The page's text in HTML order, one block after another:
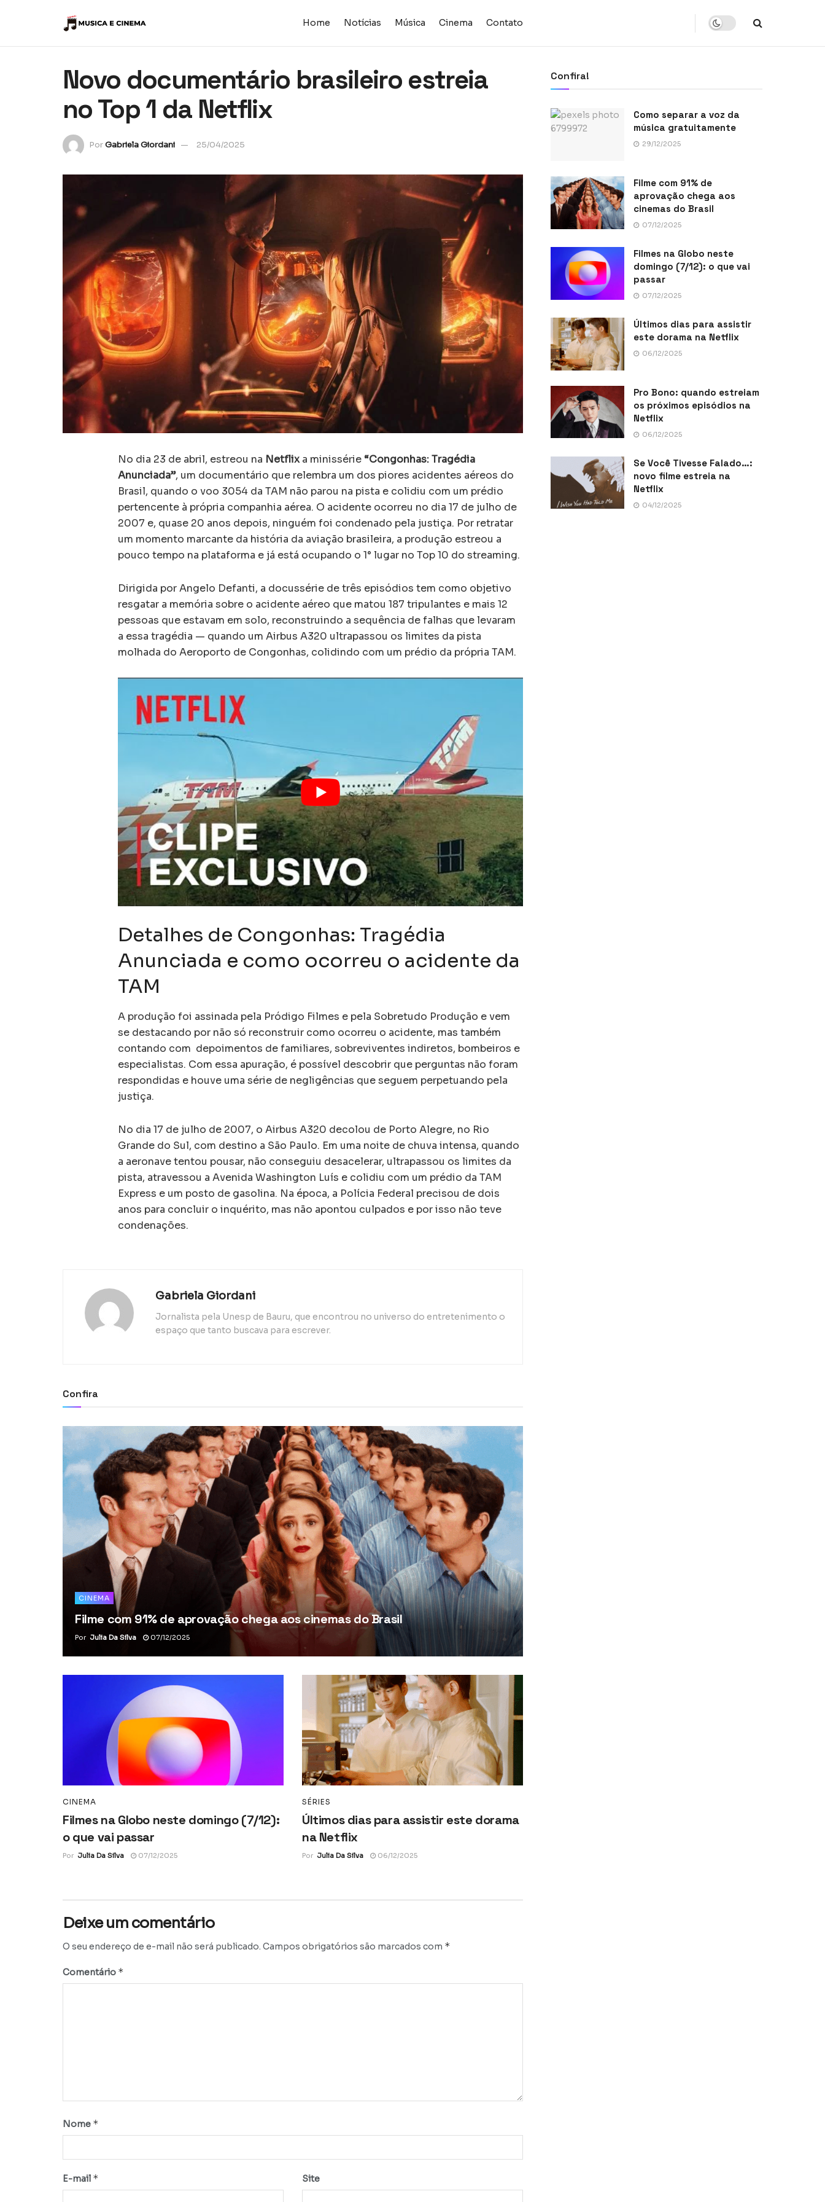
Home Notícias Música Cinema Contato
Novo documentário brasileiro estreia
no Top 1 da Netflix
PorGabriela Giordani 25/04/2025
No dia 23 de abril, estreou na Netflixa minissérie “Congonhas: Tragédia
Anunciada”, um documentário que relembra um dos piores acidentes aéreos do
Brasil, quando o voo 3054 da TAM não parou na pista e colidiu com um prédio
pertencente à própria companhia aérea. O acidente ocorreu no dia 17 de julho de
2007 e, quase 20 anos depois, ninguém foi condenado pela justiça. Por retratar
um momento marcante da história da aviação brasileira, a produção estreou a
pouco tempo na plataforma e já está ocupando o 1° lugar no Top 10 do streaming.
Dirigida por Angelo Defanti, a docussérie de três episódios tem como objetivo
resgatar a memória sobre o acidente aéreo que matou 187 tripulantes e mais 12
pessoas que estavam em solo, reconstruindo a sequência de falhas que levaram
a essa tragédia — quando um Airbus A320 ultrapassou os limites da pista
molhada do Aeroporto de Congonhas, colidindo com um prédio da própria TAM.
Detalhes de Congonhas: Tragédia
Anunciada e como ocorreu o acidente da
TAM
A produção foi assinada pela Pródigo Filmes e pela Sobretudo Produção e vem
se destacando por não só reconstruir como ocorreu o acidente, mas também
contando com depoimentos de familiares, sobreviventes indiretos, bombeiros e
especialistas. Com essa apuração, é possível descobrir que perguntas não foram
respondidas e houve uma série de negligências que seguem perpetuando pela
justiça.
No dia 17 de julho de 2007, o Airbus A320 decolou de Porto Alegre, no Rio
Grande do Sul, com destino a São Paulo. Em uma noite de chuva intensa, quando
a aeronave tentou pousar, não conseguiu desacelerar, ultrapassou os limites da
pista, atravessou a Avenida Washington Luís e colidiu com um prédio da TAM
Express e um posto de gasolina. Na época, a Polícia Federal precisou de dois
anos para concluir o inquérito, mas não apontou culpados e por isso não teve
condenações.
Gabriela Giordani
Jornalista pela Unesp de Bauru, que encontrou no universo do entretenimento o
espaço que tanto buscava para escrever.
Confira
CINEMA
Filme com 91% de aprovação chega aos cinemas do Brasil
Por Julia Da Silva 07/12/2025
CINEMA
Filmes na Globo neste domingo (7/12):
o que vai passar
Por Julia Da Silva 07/12/2025
SÉRIES
Últimos dias para assistir este dorama
na Netflix
Por Julia Da Silva 06/12/2025
Deixe um comentário
O seu endereço de e-mail não será publicado. Campos obrigatórios são marcados com *
Comentário *
Nome *
E-mail * Site
Confira!
Como separar a voz da
música gratuitamente
29/12/2025
Filme com 91% de
aprovação chega aos
cinemas do Brasil
07/12/2025
Filmes na Globo neste
domingo (7/12): o que vai
passar
07/12/2025
Últimos dias para assistir
este dorama na Netflix
06/12/2025
Pro Bono: quando estreiam
os próximos episódios na
Netflix
06/12/2025
Se Você Tivesse Falado…:
novo filme estreia na
Netflix
04/12/2025